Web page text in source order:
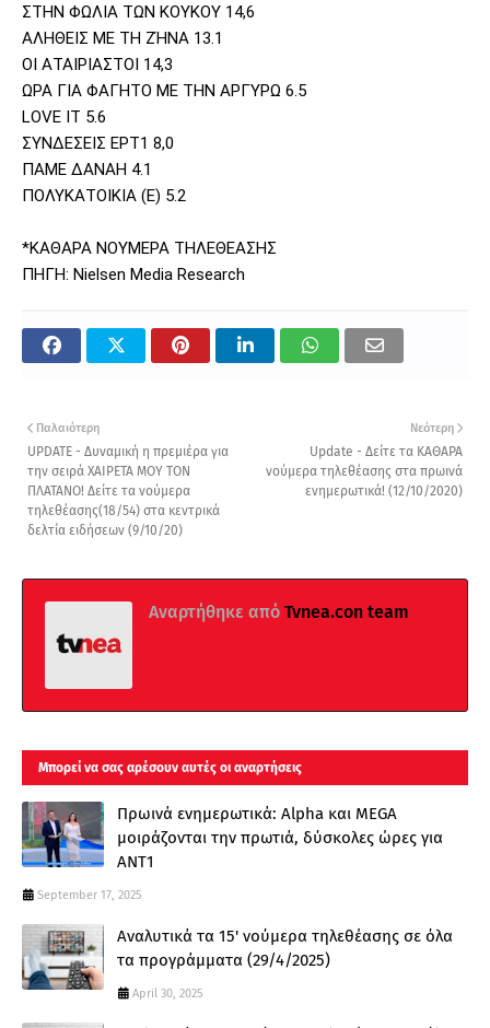
ΣΤΗΝ ΦΩΛΙΑ ΤΩΝ ΚΟΥΚΟΥ 14,6
ΑΛΗΘΕΙΣ ΜΕ ΤΗ ΖΉΝΑ 13.1
ΟΙ ΑΤΑΙΡΙΑΣΤΟΙ 14,3
ΩΡΑ ΓΙΑ ΦΑΓΗΤΟ ΜΕ ΤΗΝ ΑΡΓΥΡΩ 6.5
LOVE IT 5.6
ΣΥΝΔΕΣΕΙΣ ΕΡΤ1 8,0
ΠΑΜΕ ΔΑΝΑΗ 4.1
ΠΟΛΥΚΑΤΟΙΚΙΑ (Ε) 5.2
*ΚΑΘΑΡΑ ΝΟΥΜΕΡΑ ΤΗΛΕΘΕΑΣΗΣ
ΠΗΓΗ: Nielsen Media Research
Νεότερη
Update - Δείτε τα ΚΑΘΑΡΑ
νούμερα τηλεθέασης στα πρωινά
ενημερωτικά! (12/10/2020)
Παλαιότερη
UPDATE - Δυναμική η πρεμιέρα για
την σειρά ΧΑΙΡΕΤΑ ΜΟΥ ΤΟΝ
ΠΛΑΤΑΝΟ! Δείτε τα νούμερα
τηλεθέασης(18/54) στα κεντρικά
δελτία ειδήσεων (9/10/20)
Αναρτήθηκε από Tvnea.con team
Μπορεί να σας αρέσουν αυτές οι αναρτήσεις
Πρωινά ενημερωτικά: Alpha και MEGA
μοιράζονται την πρωτιά, δύσκολες ώρες για
ΑΝΤ1
September 17, 2025
Αναλυτικά τα 15' νούμερα τηλεθέασης σε όλα
τα προγράμματα (29/4/2025)
April 30, 2025